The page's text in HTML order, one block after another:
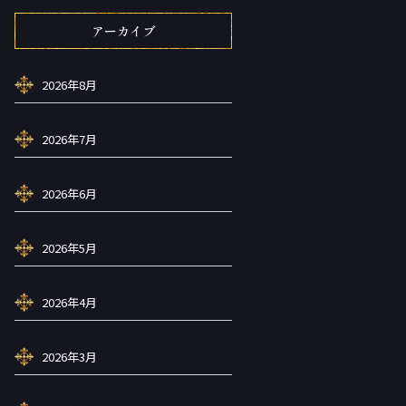
アーカイブ
2026年8月
2026年7月
2026年6月
2026年5月
2026年4月
2026年3月